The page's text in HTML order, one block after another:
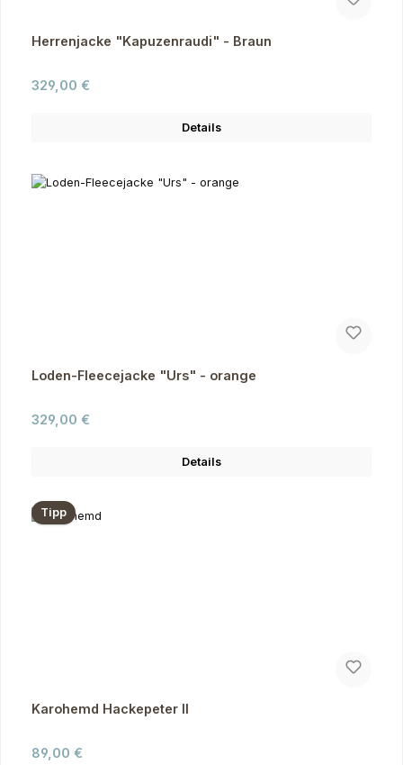
Herrenjacke "Kapuzenraudi" - Braun
Regulärer Preis:
329,00 €
Details
Loden-Fleecejacke "Urs" - orange
Regulärer Preis:
329,00 €
Details
Tipp
Karohemd Hackepeter II
Regulärer Preis:
89,00 €